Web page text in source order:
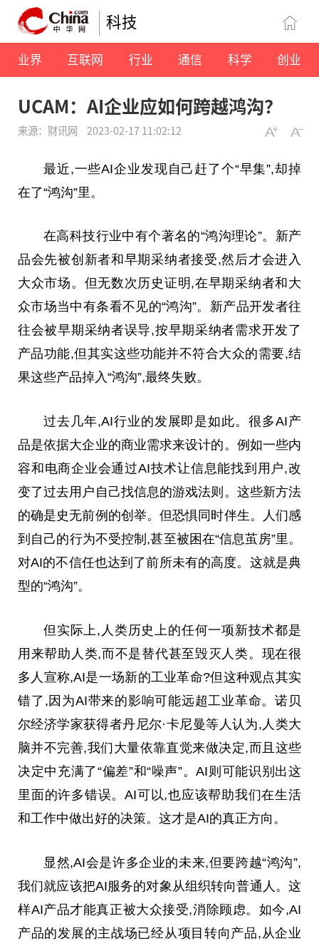
科技
业界 互联网 行业 通信 科学 创业
UCAM：AI企业应如何跨越鸿沟？
来源：财讯网 2023-02-17 11:02:12
最近,一些AI企业发现自己赶了个“早集”,却掉
在了“鸿沟”里。
在高科技行业中有个著名的“鸿沟理论”。新产
品会先被创新者和早期采纳者接受,然后才会进入
大众市场。但无数次历史证明,在早期采纳者和大
众市场当中有条看不见的“鸿沟”。新产品开发者往
往会被早期采纳者误导,按早期采纳者需求开发了
产品功能,但其实这些功能并不符合大众的需要,结
果这些产品掉入“鸿沟”,最终失败。
过去几年,AI行业的发展即是如此。很多AI产
品是依据大企业的商业需求来设计的。例如一些内
容和电商企业会通过AI技术让信息能找到用户,改
变了过去用户自己找信息的游戏法则。这些新方法
的确是史无前例的创举。但恐惧同时伴生。人们感
到自己的行为不受控制,甚至被困在“信息茧房”里。
对AI的不信任也达到了前所未有的高度。这就是典
型的“鸿沟”。
但实际上,人类历史上 的任何一项新技术都是
用来帮助人类,而不是替代甚至毁灭人类。现在很
多人宣称,AI是一场新的工业革命?但这种观点其实
错了,因为AI带来的影响可能远超工业革命。诺贝
尔经济学家获得者丹尼尔·卡尼曼等人认为,人类大
脑并不完善,我们大量依靠直觉来做决定,而且这些
决定中充满了“偏差”和“噪声”。AI则可能识别出这
里面的许多错误。AI可以,也应该帮助我们在生活
和工作中做出好的决策。这才是AI的真正方向。
显然,AI会是许多企业的未来,但要跨越“鸿沟”,
我们就应该把AI服务的对象从组织转向普通人。这
样AI产品才能真正被大众接受,消除顾虑。如今,AI
产品的发展的主战场已经从项目转向产品,从企业